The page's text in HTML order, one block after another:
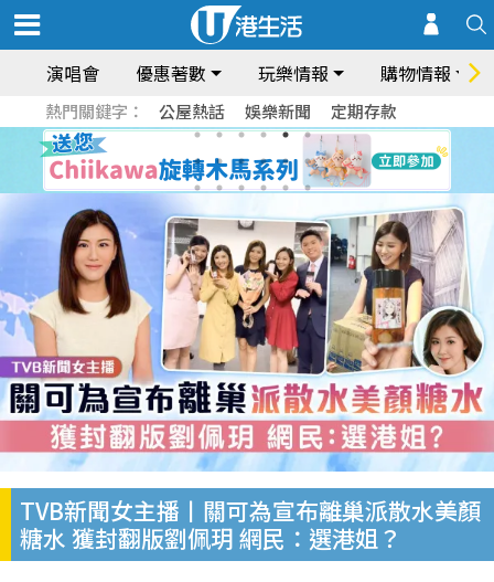
演唱會 優惠著數 玩樂情報 購物情報
熱門關鍵字： 公屋熱話 娛樂新聞 定期存款
TVB新聞女主播丨關可為宣布離巢派散水美顏
糖水 獲封翻版劉佩玥 網民：選港姐？